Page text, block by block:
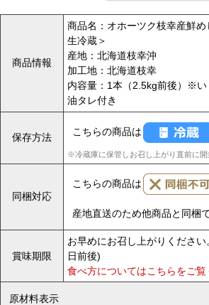
商品情報
商品名：オホーツク枝幸産鮮
生冷蔵＞
産地：北海道枝幸沖
加工地：北海道枝幸
内容量：1本（2.5kg前後）※
油タレ付き
保存方法
こちらの商品は
※冷蔵庫に保管しお召し上がり直前に開
同梱対応
こちらの商品は
産地直送のため他商品と同梱
賞味期限
お早めにお召し上がりくださ
日前後)
食べ方についてはこちらをご覧
原材料表示